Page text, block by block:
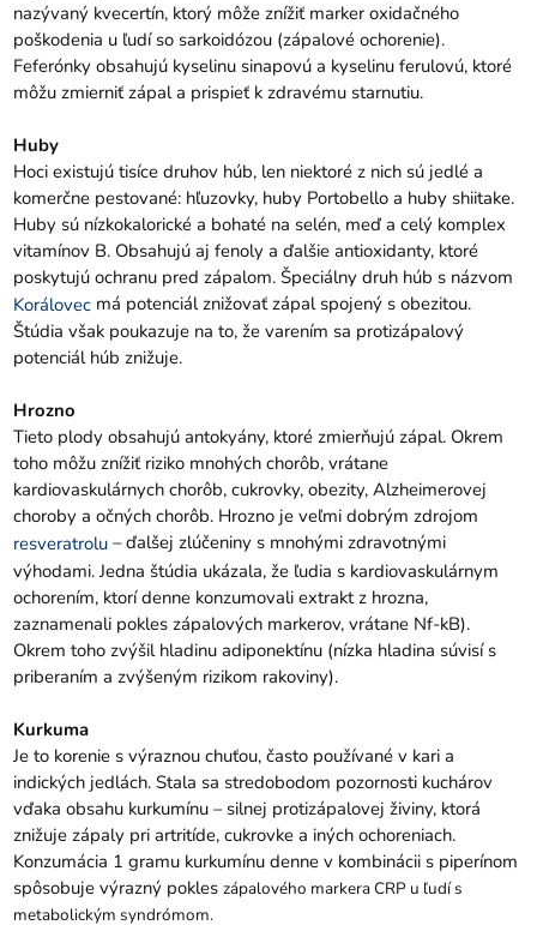
nazývaný kvecertín, ktorý môže znížiť marker oxidačného
poškodenia u ľudí so sarkoidózou (zápalové ochorenie).
Feferónky obsahujú kyselinu sinapovú a kyselinu ferulovú, ktoré
môžu zmierniť zápal a prispieť k zdravému starnutiu.
Huby
Hoci existujú tisíce druhov húb, len niektoré z nich sú jedlé a
komerčne pestované: hľuzovky, huby Portobello a huby shiitake.
Huby sú nízkokalorické a bohaté na selén, meď a celý komplex
vitamínov B. Obsahujú aj fenoly a ďalšie antioxidanty, ktoré
poskytujú ochranu pred zápalom. Špeciálny druh húb s názvom
Korálovec má potenciál znižovať zápal spojený s obezitou.
Štúdia však poukazuje na to, že varením sa protizápalový
potenciál húb znižuje.
Hrozno
Tieto plody obsahujú antokyány, ktoré zmierňujú zápal. Okrem
toho môžu znížiť riziko mnohých chorôb, vrátane
kardiovaskulárnych chorôb, cukrovky, obezity, Alzheimerovej
choroby a očných chorôb. Hrozno je veľmi dobrým zdrojom
resveratrolu – ďalšej zlúčeniny s mnohými zdravotnými
výhodami. Jedna štúdia ukázala, že ľudia s kardiovaskulárnym
ochorením, ktorí denne konzumovali extrakt z hrozna,
zaznamenali pokles zápalových markerov, vrátane Nf-kB).
Okrem toho zvýšil hladinu adiponektínu (nízka hladina súvisí s
priberaním a zvýšeným rizikom rakoviny).
Kurkuma
Je to korenie s výraznou chuťou, často používané v kari a
indických jedlách. Stala sa stredobodom pozornosti kuchárov
vďaka obsahu kurkumínu – silnej protizápalovej živiny, ktorá
znižuje zápaly pri artritíde, cukrovke a iných ochoreniach.
Konzumácia 1 gramu kurkumínu denne v kombinácii s piperínom
spôsobuje výrazný pokleszápalového markera CRP u ľudí s
metabolickým syndrómom.